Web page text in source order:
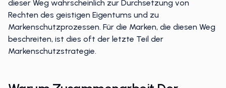
dieser Weg wahrscheinlich zur Durchsetzung von
Rechten des geistigen Eigentums und zu
Markenschutzprozessen. Für die Marken, die diesen Weg
beschreiten, ist dies oft der letzte Teil der
Markenschutzstrategie.